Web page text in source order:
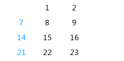
1
2
7 8
9
14 15
16
21 22
23